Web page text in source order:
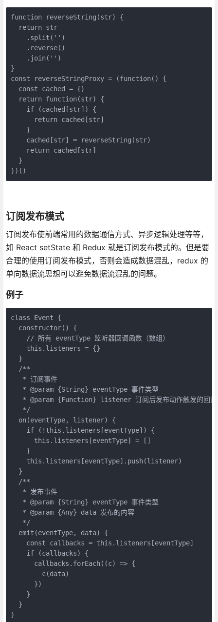
function reverseString(str) {
  return str
    .split('')
    .reverse()
    .join('')
}
const reverseStringProxy = (function() {
  const cached = {}
  return function(str) {
    if (cached[str]) {
      return cached[str]
    }
    cached[str] = reverseString(str)
    return cached[str]
  }
})()
订阅发布模式
订阅发布使前端常用的数据通信方式、异步逻辑处理等等，
如 React setState 和 Redux 就是订阅发布模式的。但是要
合理的使用订阅发布模式，否则会造成数据混乱，redux 的
单向数据流思想可以避免数据流混乱的问题。
例子
class Event {
  constructor() {
    // 所有 eventType 监听器回调函数（数组）
    this.listeners = {}
  }
  /**
   * 订阅事件
   * @param {String} eventType 事件类型
* @param {Function} listener 订阅后发布动作触发的回调
   */
  on(eventType, listener) {
    if (!this.listeners[eventType]) {
      this.listeners[eventType] = []
    }
    this.listeners[eventType].push(listener)
  }
  /**
   * 发布事件
   * @param {String} eventType 事件类型
   * @param {Any} data 发布的内容
   */
  emit(eventType, data) {
    const callbacks = this.listeners[eventType]
    if (callbacks) {
      callbacks.forEach((c) => {
        c(data)
      })
    }
  }
}